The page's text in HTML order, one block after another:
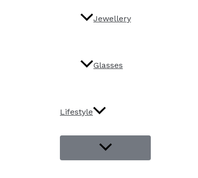
Jewellery
Glasses
Lifestyle